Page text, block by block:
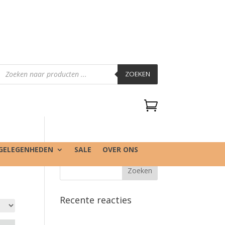
ZOEKEN

SALE OVER ONS
Recente reacties